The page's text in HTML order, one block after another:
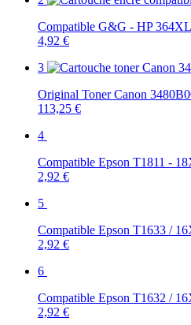
Compatible G&G - HP
4,92 €
3
Original Toner Canon
113,25 €
4
Compatible Epson T1811 -
2,92 €
5
Compatible Epson T1633 /
2,92 €
6
Compatible Epson T1632 /
2,92 €